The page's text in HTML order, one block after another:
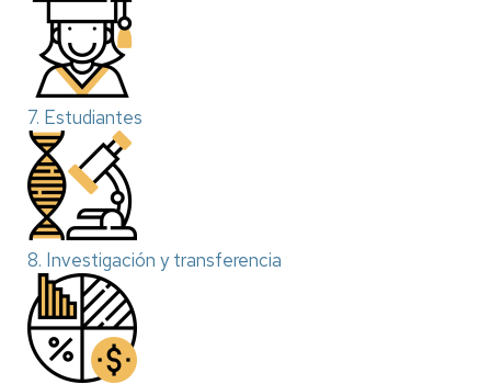
7. Estudiantes
8. Investigación y transferencia